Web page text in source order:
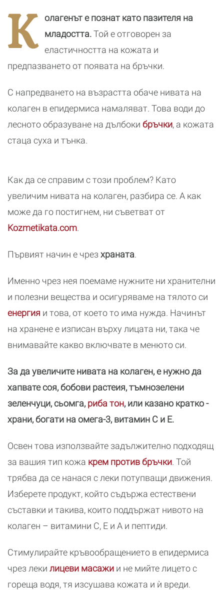
К
олагенът е познат като пазителя на
младостта.Той е отговорен за
еластичността на кожата и
предпазването от появата на бръчки.
С напредването на възрастта обаче нивата на
колаген в епидермиса намаляват. Това води до
лесното образуване на дълбоки бръчки, а кожата
стаца суха и тънка.
Как да се справим с този проблем? Като
увеличим нивата на колаген, разбира се. А как
може да го постигнем, ни съветват от
Kozmetikata.com.
Първият начин е чрез храната.
Именно чрез нея поемаме нужните ни хранителни
и полезни вещества и осигуряваме на тялото си
енергия и това, от което то има нужда. Начинът
на хранене е изписан върху лицата ни, така че
внимавайте какво включвате в менюто си.
За да увеличите нивата на колаген, е нужно да
хапвате соя, бобови растеия, тъмнозелени
зеленчуци, сьомга,риба тон, или казано кратко -
храни, богати на омега-3, витамин С и Е.
Освен това използвайте задължително подходящ
за вашия тип кожа крем против бръчки. Той
трябва да се нанася с леки потупващи движения.
Изберете продукт, който съдържа естествени
съставки и такива, които поддържат нивото на
колаген – витамини С, Е и А и пептиди.
Стимулирайте кръвообращението в епидермиса
чрез леки лицеви масажи и не мийте лицето с
гореща водя, тя изсушава кожата и ѝ вреди.